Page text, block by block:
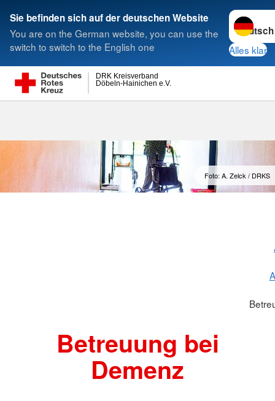
Sie befinden sich auf der deutschen Website
You are on the German website, you can use the
switch to switch to the English one
Sprache
Alles klar
Döbeln-Hainichen e.V.
DRK Kreisverband
Suche
Foto: A. Zelck / DRKS
Betreuung bei
Demenz